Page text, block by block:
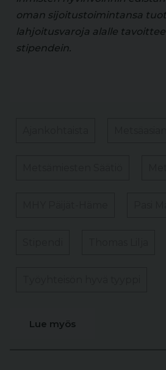
oman sijoitustoimintansa
lahjoitusvaroja alalle
stipendein.
Lue myös